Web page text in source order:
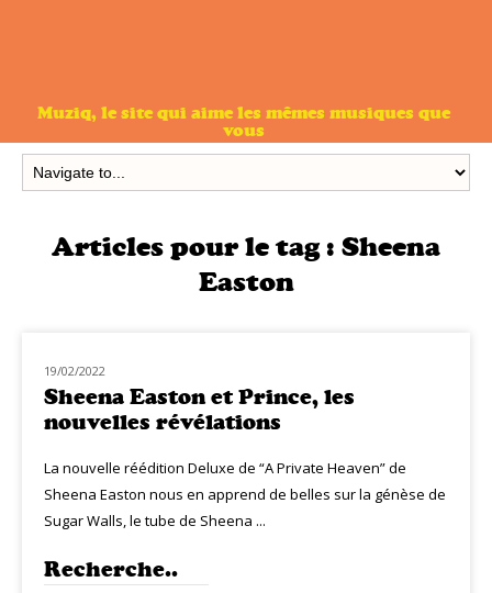
Muziq, le site qui aime les mêmes musiques que
vous
Articles pour le tag : Sheena
Easton
CLASSIQ POP
19/02/2022
Sheena Easton et Prince, les
nouvelles révélations
La nouvelle réédition Deluxe de “A Private Heaven” de
Sheena Easton nous en apprend de belles sur la génèse de
Sugar Walls, le tube de Sheena ...
Recherche..